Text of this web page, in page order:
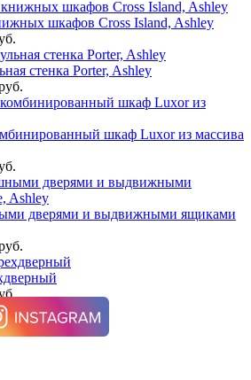
шкафов Cross Island, Ashley
стенка Porter, Ashley
шкаф Luxor из массива
дверями и выдвижными ящиками